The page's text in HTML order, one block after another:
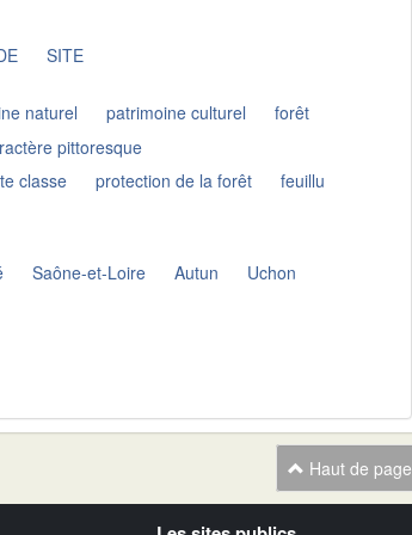
SITE
naturel patrimoine culturel
forêt
pittoresque
classe protection de la forêt
feuillu
Saône-et-Loire Autun
Uchon
Haut de page